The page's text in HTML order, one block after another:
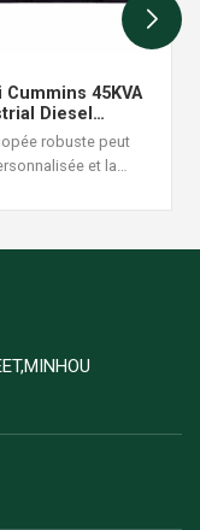
Cummins 45KVA
Diesel
Set 60Hz
robuste peut
et la
et fiable, une